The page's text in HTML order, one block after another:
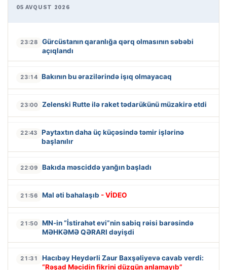
05 AVQUST 2026
23:28
Gürcüstanın qaranlığa qərq olmasının səbəbi
açıqlandı
23:14 Bakının bu ərazilərində işıq olmayacaq
23:00 Zelenski Rutte ilə raket tədarükünü müzakirə etdi
22:43
Paytaxtın daha üç küçəsində təmir işlərinə
başlanılır
22:09 Bakıda məsciddə yanğın başladı
21:56 Mal əti bahalaşıb - VİDEO
21:50
MN-in “İstirahət evi”nin sabiq rəisi barəsində
MƏHKƏMƏ QƏRARI dəyişdi
21:31
Hacıbəy Heydərli Zaur Baxşəliyevə cavab verdi:
“Rəşad Məcidin fikrini düzgün anlamayıb”